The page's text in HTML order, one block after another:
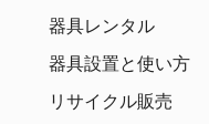
器具レンタル
器具設置と使い方
リサイクル販売